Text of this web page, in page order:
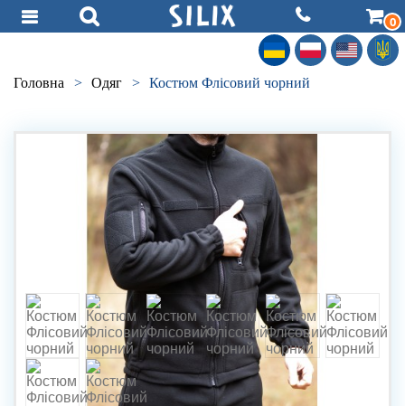
0
Головна > Одяг > Костюм Флісовий чорний